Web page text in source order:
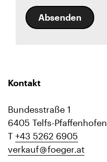
Absenden
Kontakt
Bundesstraße 1
6405 Telfs-Pfaffenhofen
T +43 5262 6905
verkauf
foeger.at